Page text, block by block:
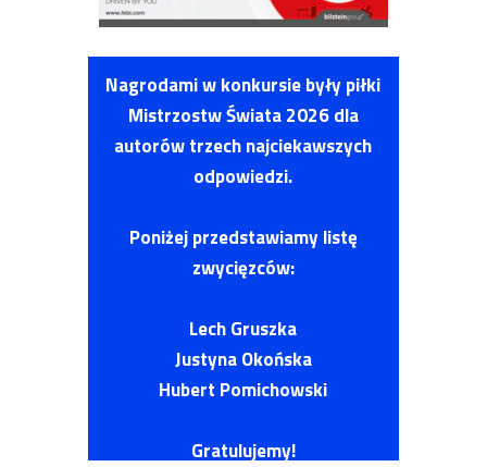
Nagrodami w konkursie były piłki
Mistrzostw Świata 2026 dla
autorów trzech najciekawszych
odpowiedzi.
Poniżej przedstawiamy listę
zwycięzców:
Lech Gruszka
Justyna Okońska
Hubert Pomichowski
Gratulujemy!